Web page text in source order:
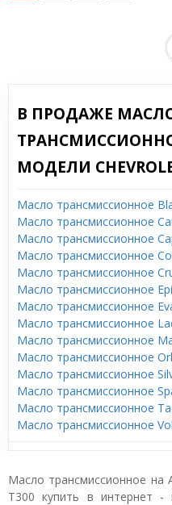
В ПРОДАЖЕ
МОДЕЛИ
Масло трансмиссионное
Масло трансмиссионное
Масло трансмиссионное
Масло трансмиссионное
Масло трансмиссионное
Масло трансмиссионное
Масло трансмиссионное
Масло трансмиссионное
Масло трансмиссионное
Масло трансмиссионное
Масло трансмиссионное
Масло трансмиссионное
Масло трансмиссионное
Масло трансмиссионное
Масло трансмиссионное
T300 купить в интернет -